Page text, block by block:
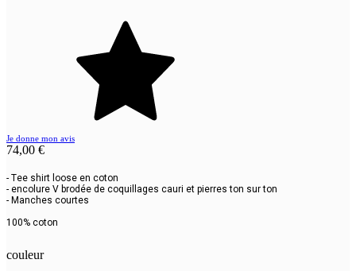
Je donne mon avis
74,00 €
- Tee shirt loose en coton
- encolure V brodée de coquillages cauri et pierres ton sur ton
- Manches courtes
100% coton
couleur